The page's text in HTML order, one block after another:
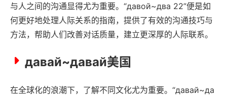
与人之间的沟通显得尤为重要。“давой~два 22”便是如
何更好地处理人际关系的指南，提供了有效的沟通技巧与
方法，帮助人们改善对话质量，建立更深厚的人际联系。
давай~давай美国
在全球化的浪潮下，了解不同文化尤为重要。“давай~да